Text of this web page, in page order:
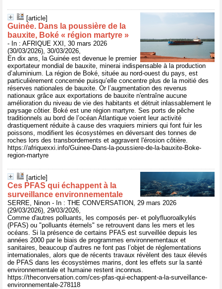
[article]
Guinée. Dans la poussière de la
bauxite, Boké « région martyre »
- In : AFRIQUE XXI, 30 mars 2026
(30/03/2026), 30/03/2026,
En dix ans, la Guinée est devenue le premier
exportateur mondial de bauxite, minerai indispensable à la production
d’aluminium. La région de Boké, située au nord-ouest du pays, est
particulièrement concernée puisqu’elle concentre plus de la moitié des
réserves nationales de bauxite. Or l’augmentation des revenus
nationaux grâce aux exportations de bauxite n'entraîne aucune
amélioration du niveau de vie des habitants et détruit inlassablement le
paysage côtier. Boké est une région martyre. Ses ports de pêche
traditionnels au bord de l’océan Atlantique voient leur activité
drastiquement réduite à cause des vraquiers miniers qui font fuir les
poissons, modifient les écosystèmes en déversant des tonnes de
roches lors des transbordements et aggravent l'érosion côtière.
https://afriquexxi.info/Guinee-Dans-la-poussiere-de-la-bauxite-Boke-
region-martyre
[article]
Ces PFAS qui échappent à la
surveillance environnementale
SERRE, Ninon - In : THE CONVERSATION, 29 mars 2026
(29/03/2026), 29/03/2026,
Comme d'autres polluants, les composés per- et polyfluoroalkylés
(PFAS) ou "polluants éternels" se retrouvent dans les mers et les
océans. Si la présence de certains PFAS est surveillée depuis les
années 2000 par le biais de programmes environnementaux et
sanitaires, beaucoup d’autres ne font pas l’objet de réglementations
internationales, alors que de récents travaux révèlent des taux élevés
de PFAS dans les écosystèmes marins, dont les effets sur la santé
environnementale et humaine restent inconnus.
https://theconversation.com/ces-pfas-qui-echappent-a-la-surveillance-
environnementale-278118